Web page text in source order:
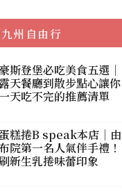
九州自由行
斯登堡必吃美食五選｜
天餐廳到散步點心讓你
天吃不完的推薦清單
糕捲B speak本店｜由
院第一名人氣伴手禮！
新生乳捲味蕾印象